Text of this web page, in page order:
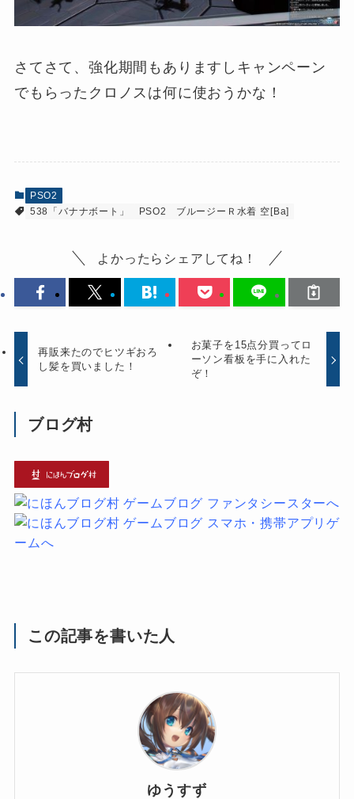
さてさて、強化期間もありますしキャンペーン
でもらったクロノスは何に使おうかな！
PSO2
538「バナナボート」
PSO2 ブルージーＲ水着 空[Ba]
よかったらシェアしてね！
再販来たのでヒツギおろ
し髪を買いました！
お菓子を15点分買ってロ
ーソン看板を手に入れた
ぞ！
ブログ村
この記事を書いた人
ゆうすず